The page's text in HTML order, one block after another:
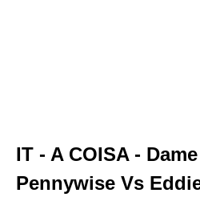
IT - A COISA -
Pennywise Vs